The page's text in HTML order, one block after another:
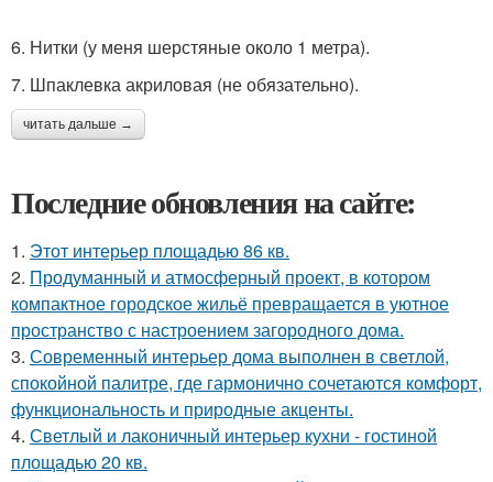
6. Нитки (у меня шерстяные около 1 метра).
7. Шпаклевка акриловая (не обязательно).
читать дальше →
Последние обновления на сайте:
1. Этот интерьер площадью 86 кв.
2. Продуманный и атмосферный проект, в котором
компактное городское жильё превращается в уютное
пространство с настроением загородного дома.
3. Современный интерьер дома выполнен в светлой,
спокойной палитре, где гармонично сочетаются комфорт,
функциональность и природные акценты.
4. Светлый и лаконичный интерьер кухни - гостиной
площадью 20 кв.